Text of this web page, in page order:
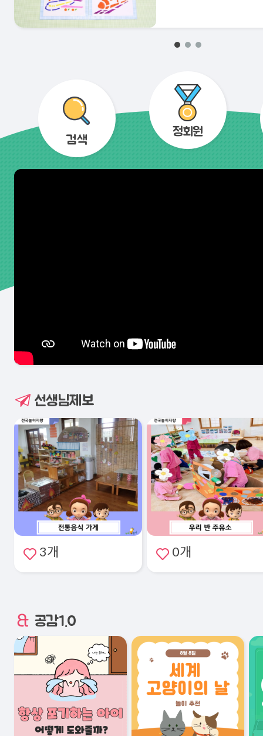
검색
정회원
선생님제보
3개 0개
공감1.0